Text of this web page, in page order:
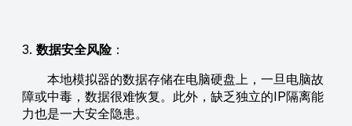
3. 数据安全风险：
本地模拟器的数据存储在电脑硬盘上，一旦电脑故
障或中毒，数据很难恢复。此外，缺乏独立的IP隔离能
力也是一大安全隐患。